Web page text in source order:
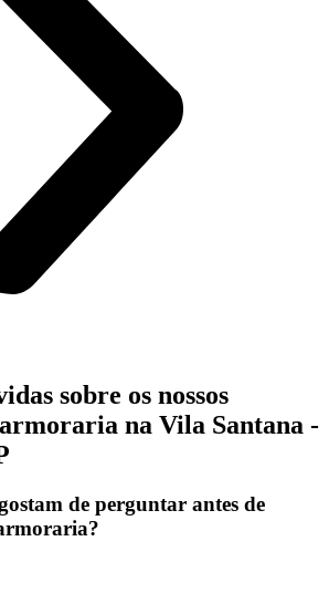
sobre os nossos
na Vila Santana -
de perguntar antes de